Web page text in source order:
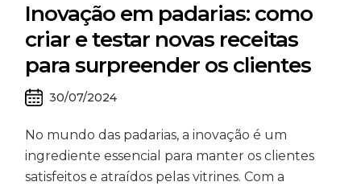
Inovação em padarias: como
criar e testar novas receitas
para surpreender os clientes
30/07/2024
No mundo das padarias, a inovação é um
ingrediente essencial para manter os clientes
satisfeitos e atraídos pelas vitrines. Com a